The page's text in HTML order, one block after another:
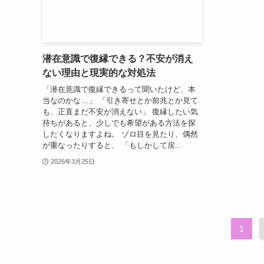
潜在意識で復縁できる？不安が消え
ない理由と現実的な対処法
「潜在意識で復縁できるって聞いたけど、本
当なのかな…」 「引き寄せとか前兆とか見て
も、正直まだ不安が消えない」 復縁したい気
持ちがあると、少しでも希望がある方法を探
したくなりますよね。 ゾロ目を見たり、偶然
が重なったりすると、 「もしかして戻...
2026年3月25日
1